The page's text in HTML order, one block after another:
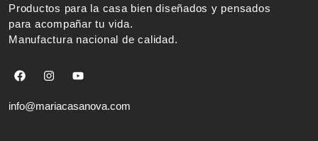
Productos para la casa bien diseñados y pensados
para acompañar tu vida.
Manufactura nacional de calidad.
F
a
e
b
I
n
t
a
Y
o
t
u
info@mariacasanova.com